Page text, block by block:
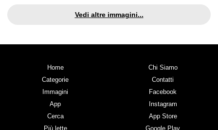
Vedi altre immagini...
Home
Categorie
Immagini
App
Cerca
Più lette
Chi Siamo
Contatti
Facebook
Instagram
App Store
Google Play